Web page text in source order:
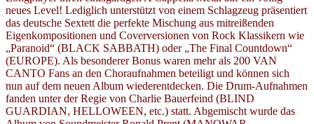
neues Level! Lediglich unterstützt von einem Schlagzeug präsentiert
das deutsche Sextett die perfekte Mischung aus mitreißenden
Eigenkompositionen und Coverversionen von Rock Klassikern wie
„Paranoid“ (BLACK SABBATH) oder „The Final Countdown“
(EUROPE). Als besonderer Bonus waren mehr als 200 VAN
CANTO Fans an den Choraufnahmen beteiligt und können sich
nun auf dem neuen Album wiederentdecken. Die Drum-Aufnahmen
fanden unter der Regie von Charlie Bauerfeind (BLIND
GUARDIAN, HELLOWEEN, etc.) statt. Abgemischt wurde das